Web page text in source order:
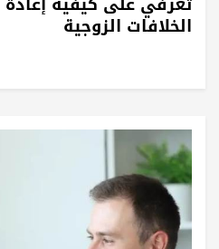
الخلافات الزوجية